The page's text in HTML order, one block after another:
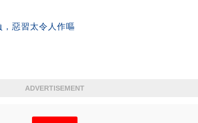
惡習太令人作嘔
ADVERTISEMENT